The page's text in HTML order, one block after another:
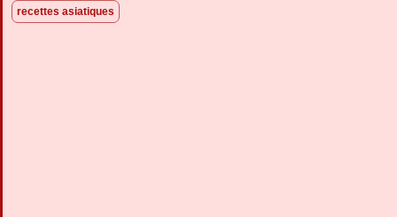
recettes asiatiques